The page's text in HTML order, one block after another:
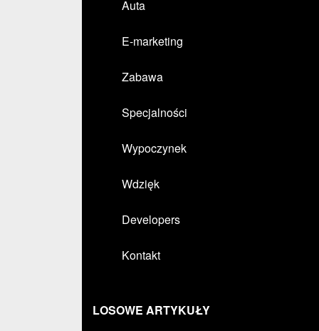
Auta
E-marketing
Zabawa
Specjalności
Wypoczynek
Wdzięk
Developers
Kontakt
LOSOWE ARTYKUŁY